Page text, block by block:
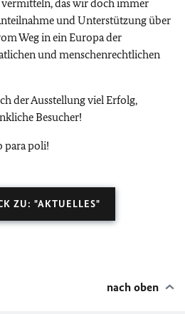
das wir doch immer
und Unterstützung über
Weg in ein Europa der
und menschenrechtlichen
der Ausstellung viel Erfolg,
Besucher!
para poli!
ZU: "AKTUELLES"
nach oben